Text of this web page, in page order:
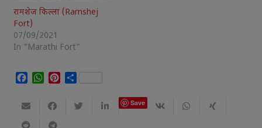
रामशेज किल्ला (Ramshej
Fort)
07/09/2021
In "Marathi Fort"
Facebook
WhatsApp
Pinterest
Share
Save